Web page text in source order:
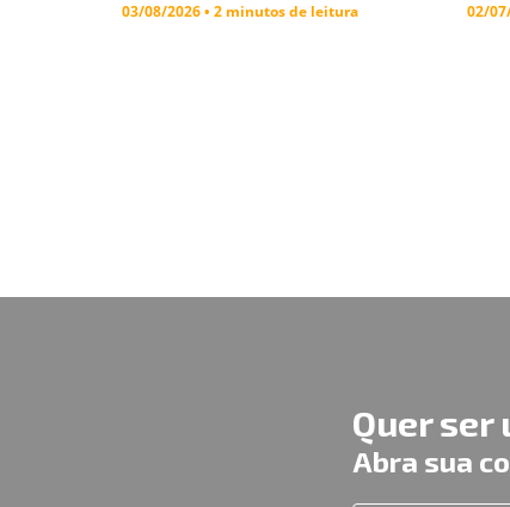
03/08/2026 • 2 minutos de leitura 02/
Quer ser
Abra sua